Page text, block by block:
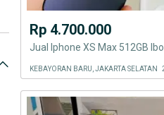
Rp 4.700.000
Jual Iphone XS Max 512GB
KEBAYORAN BARU, JAKARTA SELATAN